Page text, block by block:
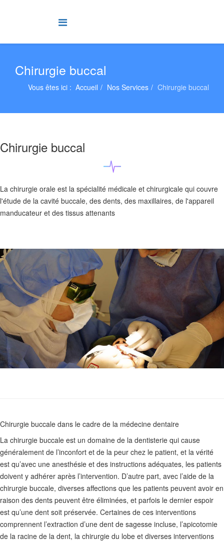
Chirurgie buccal
Vous êtes ici : Accueil Nos Services Chirurgie buccal
Chirurgie buccal
La chirurgie orale est la spécialité médicale et chirurgicale qui couvre
l'étude de la cavité buccale, des dents, des maxillaires, de l'appareil
manducateur et des tissus attenants
Chirurgie buccale dans le cadre de la médecine dentaire
La chirurgie buccale est un domaine de la dentisterie qui cause
généralement de l’inconfort et de la peur chez le patient, et la vérité
est qu’avec une anesthésie et des instructions adéquates, les patients
doivent y adhérer après l’intervention. D’autre part, avec l’aide de la
chirurgie buccale, diverses affections que les patients peuvent avoir en
raison des dents peuvent être éliminées, et parfois le dernier espoir
est qu’une dent soit préservée. Certaines de ces interventions
comprennent l’extraction d’une dent de sagesse incluse, l’apicotomie
de la racine de la dent, la chirurgie du lobe et diverses interventions